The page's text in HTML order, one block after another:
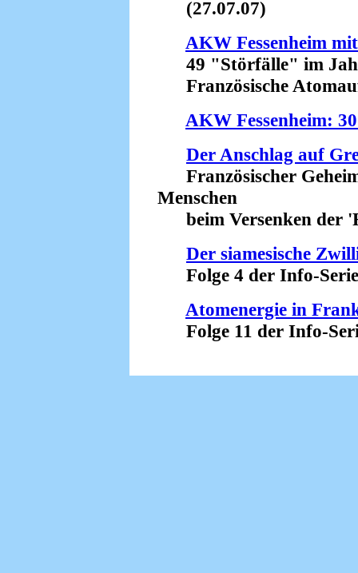
(27.07.07)
AKW Fessenheim
49 "Störfälle" im
Französische
AKW Fessenheim:
Der Anschlag auf
Französischer
Menschen
beim Versenken der
Der siamesische
Folge 4 der Info-Serie
Atomenergie in
Folge 11 der Info-